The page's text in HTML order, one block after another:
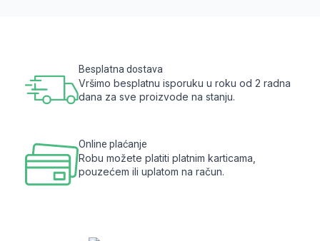
Besplatna dostava
Vršimo besplatnu isporuku u roku od 2 radna
dana za sve proizvode na stanju.
Online plaćanje
Robu možete platiti platnim karticama,
pouzećem ili uplatom na račun.